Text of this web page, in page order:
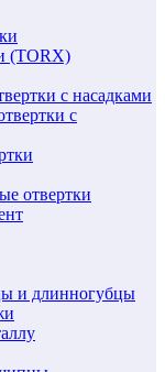
(TORX)
с насадками
с
отвертки
и длинногубцы